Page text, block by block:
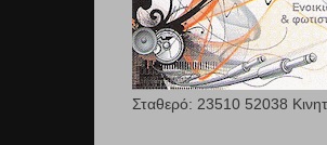
Σταθερό: 23510 52038